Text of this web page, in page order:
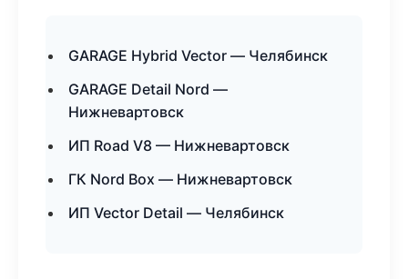
GARAGE Hybrid Vector — Челябинск
GARAGE Detail Nord —
Нижневартовск
ИП Road V8 — Нижневартовск
ГК Nord Box — Нижневартовск
ИП Vector Detail — Челябинск